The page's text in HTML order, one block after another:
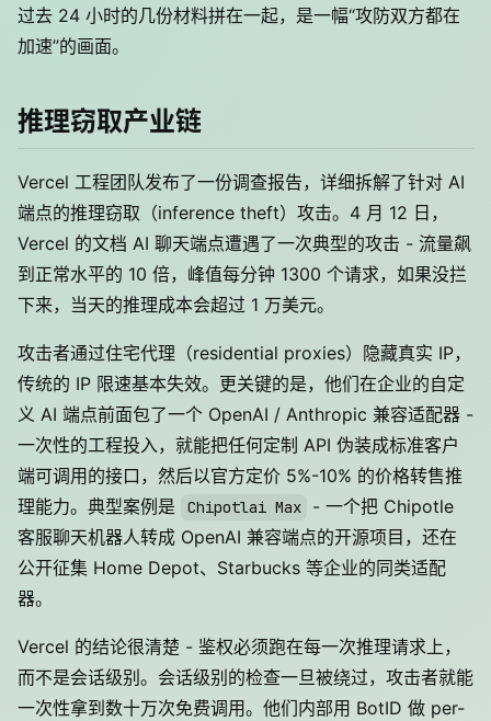
过去 24 小时的几份材料拼在一起，是一幅“攻防双方都在
加速”的画面。
推理窃取产业链
Vercel 工程团队发布了一份调查报告，详细拆解了针对 AI
端点的推理窃取（inference theft）攻击。4 月 12 日，
Vercel 的文档 AI 聊天端点遭遇了一次典型的攻击 - 流量飙
到正常水平的 10 倍，峰值每分钟 1300 个请求，如果没拦
下来，当天的推理成本会超过 1 万美元。
攻击者通过住宅代理（residential proxies）隐藏真实 IP，
传统的 IP 限速基本失效。更关键的是，他们在企业的自定
义 AI 端点前面包了一个 OpenAI / Anthropic 兼容适配器 -
一次性的工程投入，就能把任何定制 API 伪装成标准客户
端可调用的接口，然后以官方定价 5%-10% 的价格转售推
理能力。典型案例是
Chipotlai Max
- 一个把 Chipotle
客服聊天机器人转成 OpenAI 兼容端点的开源项目，还在
公开征集 Home Depot、Starbucks 等企业的同类适配
器。
Vercel 的结论很清楚 - 鉴权必须跑在每一次推理请求上，
而不是会话级别。会话级别的检查一旦被绕过，攻击者就能
一次性拿到数十万次免费调用。他们内部用 BotID 做 per-